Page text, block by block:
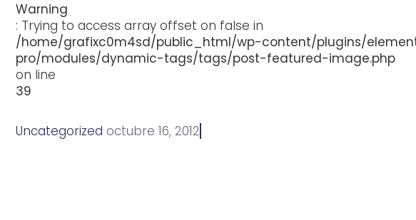
Warning
: Trying to access array offset on false in
/home/grafixc0m4sd/public_html/wp-content/plugins/
pro/modules/dynamic-tags/tags/post-featured-image.php
on line
39
Uncategorized oc
t
u
b
r
e
16
,2
0
12